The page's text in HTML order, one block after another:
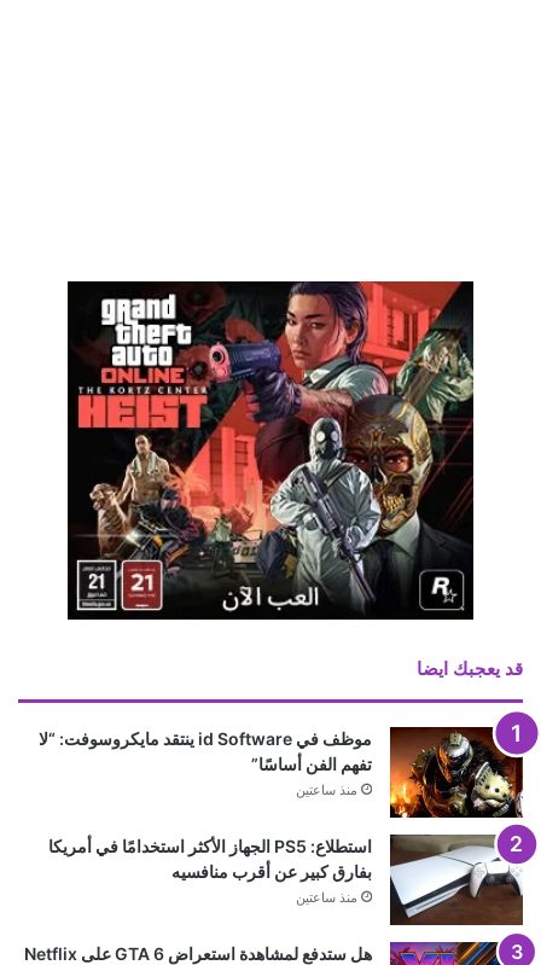
قد يعجبك ايضا
موظف في id Software ينتقد مايكروسوفت: “لا
تفهم الفن أساسًا”
منذ ساعتين
استطلاع: PS5 الجهاز الأكثر استخدامًا في أمريكا
بفارق كبير عن أقرب منافسيه
منذ ساعتين
هل ستدفع لمشاهدة استعراض GTA 6 على Netflix